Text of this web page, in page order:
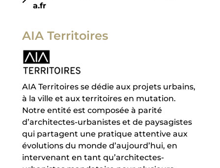
a.fr
AIA Territoires
AIA Territoires se dédie aux projets urbains,
à la ville et aux territoires en mutation.
Notre entité est composée à parité
d’architectes-urbanistes et de paysagistes
qui partagent une pratique attentive aux
évolutions du monde d’aujourd’hui, en
intervenant en tant qu’architectes-